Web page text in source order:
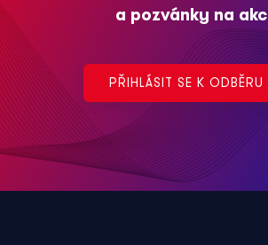
a pozvánky na
PŘIHLÁSIT SE K ODBĚRU